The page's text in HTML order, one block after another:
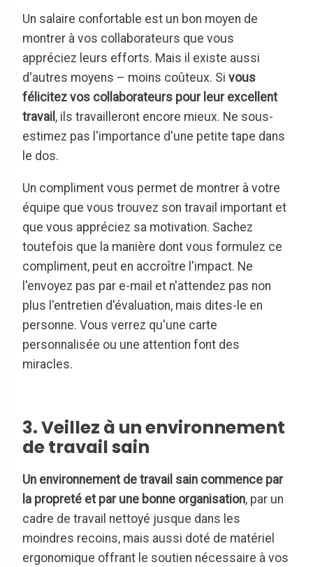
Un salaire confortable est un bon moyen de
montrer à vos collaborateurs que vous
appréciez leurs efforts. Mais il existe aussi
d'autres moyens – moins coûteux. Si vous
félicitez vos collaborateurs pour leur excellent
travail , ils travailleront encore mieux. Ne sous-
estimez pas l'importance d'une petite tape dans
le dos.
Un compliment vous permet de montrer à votre
équipe que vous trouvez son travail important et
que vous appréciez sa motivation. Sachez
toutefois que la manière dont vous formulez ce
compliment, peut en accroître l'impact. Ne
l'envoyez pas par e-mail et n'attendez pas non
plus l'entretien d'évaluation, mais dites-le en
personne. Vous verrez qu'une carte
personnalisée ou une attention font des
miracles.
3. Veillez à un environnement
de travail sain
Un environnement de travail sain commence par
la propreté et par une bonne organisation, par un
cadre de travail nettoyé jusque dans les
moindres recoins, mais aussi doté de matériel
ergonomique offrant le soutien nécessaire à vos